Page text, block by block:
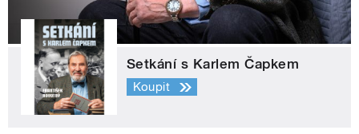
Setkání s Karlem Čapkem
Koupit